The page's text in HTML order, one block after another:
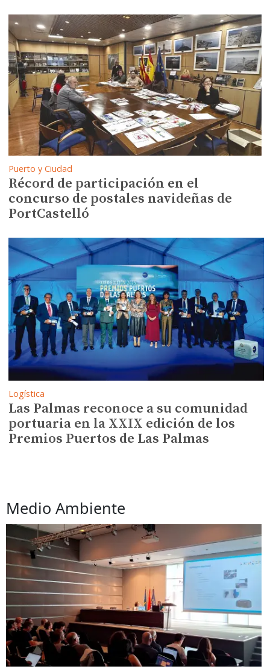
Puerto y Ciudad
Récord de participación en el
concurso de postales navideñas de
PortCastelló
Logística
Las Palmas reconoce a su comunidad
portuaria en la XXIX edición de los
Premios Puertos de Las Palmas
Medio Ambiente